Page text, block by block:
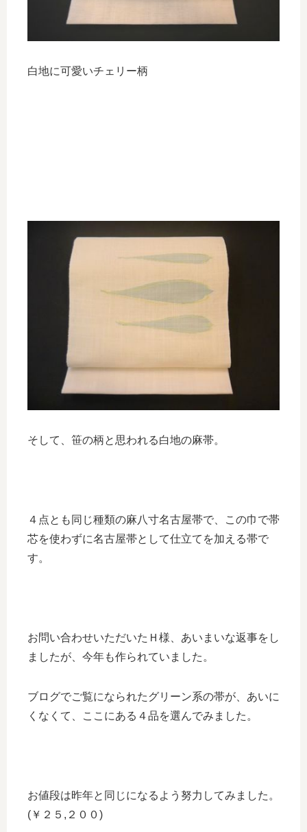
白地に可愛いチェリー柄
そして、笹の柄と思われる白地の麻帯。
４点とも同じ種類の麻八寸名古屋帯で、この巾で帯
芯を使わずに名古屋帯として仕立てを加える帯で
す。
お問い合わせいただいたＨ様、あいまいな返事をし
ましたが、今年も作られていました。
ブログでご覧になられたグリーン系の帯が、あいに
くなくて、ここにある４品を選んでみました。
お値段は昨年と同じになるよう努力してみました。
(￥２５,２００)